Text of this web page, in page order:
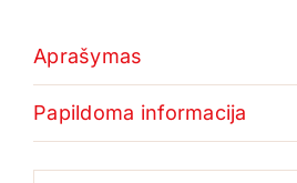
Aprašymas
Papildoma informacija